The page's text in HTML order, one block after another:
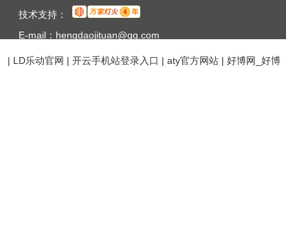
技术支持：
E-mail：hengdaojituan@qq.com
| LD乐动官网 | 开云手机站登录入口 | aty官方网站 | 好博网_好博